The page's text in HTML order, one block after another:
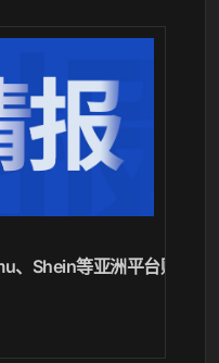
Shein等亚洲平台购物